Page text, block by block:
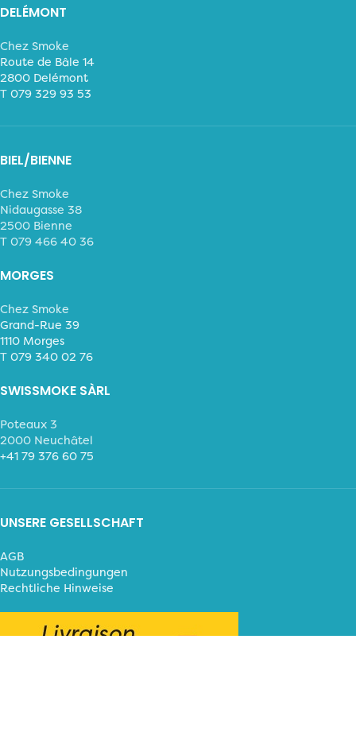
DELÉMONT
Chez Smoke
Route de Bâle 14
2800 Delémont
T 079 329 93 53
BIEL/BIENNE
Chez Smoke
Nidaugasse 38
2500 Bienne
T 079 466 40 36
MORGES
Chez Smoke
Grand-Rue 39
1110 Morges
T 079 340 02 76
SWISSMOKE SÀRL
Poteaux 3
2000 Neuchâtel
+41 79 376 60 75
UNSERE GESELLSCHAFT
AGB
Nutzungsbedingungen
Rechtliche Hinweise